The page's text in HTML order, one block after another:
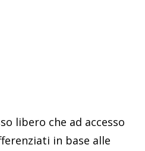
libero che ad accesso
in base alle